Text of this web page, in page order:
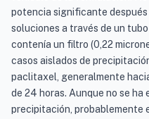
potencia significante
soluciones a través de un
contenía un filtro (0,22
casos aislados de
paclitaxel, generalmente
de 24 horas. Aunque no se
precipitación, probablemente